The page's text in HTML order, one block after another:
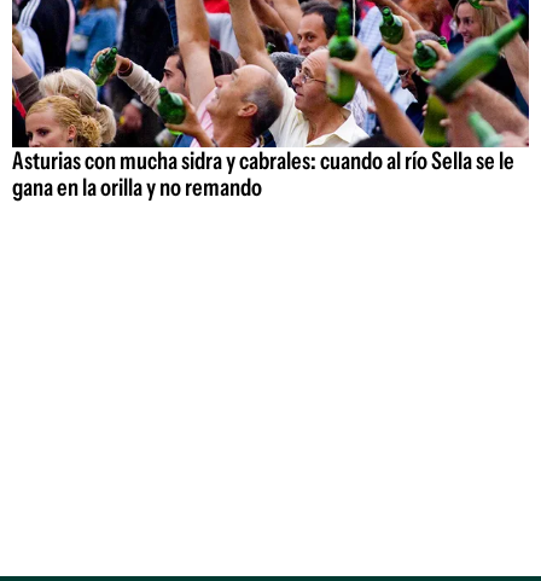
Asturias con mucha sidra y cabrales: cuando al río Sella se le
gana en la orilla y no remando